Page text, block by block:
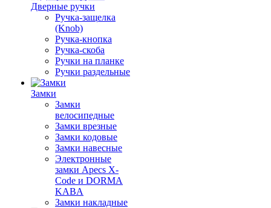
Дверные ручки
Ручка-защелка
(Knob)
Ручка-кнопка
Ручка-скоба
Ручки на планке
Ручки раздельные
Замки
Замки
велосипедные
Замки врезные
Замки кодовые
Замки навесные
Электронные
замки Apecs X-
Code и DORMA
KABA
Замки накладные